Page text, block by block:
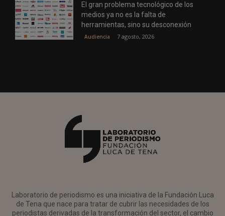
El gran problema tecnológico de los
medios ya no es la falta de
herramientas, sino su desconexión
Audiencia 7 agosto, 2026
Laboratorio de periodismo es una iniciativa de la Fundación Luca
de Tena que nace para tratar de cubrir las necesidades de los
periodistas derivadas de la transformación del sector, el cambio